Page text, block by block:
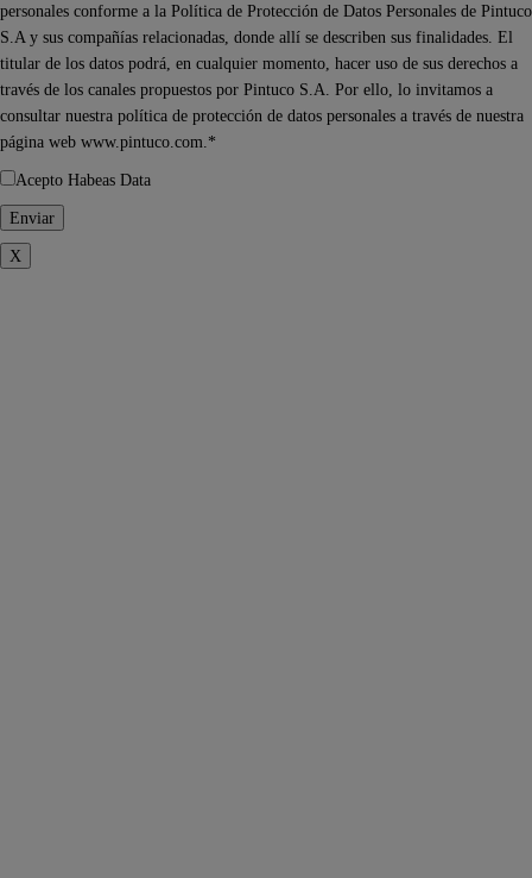
personales conforme a la Política de Protección de Datos Personales de Pintuco
S.A y sus compañías relacionadas, donde allí se describen sus finalidades. El
titular de los datos podrá, en cualquier momento, hacer uso de sus derechos a
través de los canales propuestos por Pintuco S.A. Por ello, lo invitamos a
consultar nuestra política de protección de datos personales a través de nuestra
página web www.pintuco.com.*
Acepto Habeas Data
X